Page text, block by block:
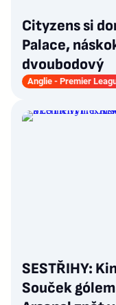
Cityzens si
Palace,
dvoubodový
Anglie - Premier
SESTŘIHY:
Souček